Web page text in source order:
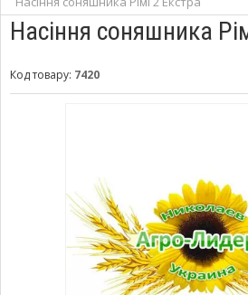
Насіння соняшника
Код товару: 7420